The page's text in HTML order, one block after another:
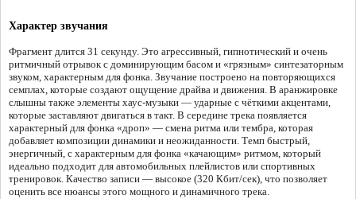
Характер звучания
Фрагмент длится 31 секунду. Это агрессивный, гипнотический и очень
ритмичный отрывок с доминирующим басом и «грязным» синтезаторным
звуком, характерным для фонка. Звучание построено на повторяющихся
семплах, которые создают ощущение драйва и движения. В аранжировке
слышны также элементы хаус-музыки — ударные с чёткими акцентами,
которые заставляют двигаться в такт. В середине трека появляется
характерный для фонка «дроп» — смена ритма или тембра, которая
добавляет композиции динамики и неожиданности. Темп быстрый,
энергичный, с характерным для фонка «качающим» ритмом, который
идеально подходит для автомобильных плейлистов или спортивных
тренировок. Качество записи — высокое (320 Кбит/сек), что позволяет
оценить все нюансы этого мощного и динамичного трека.